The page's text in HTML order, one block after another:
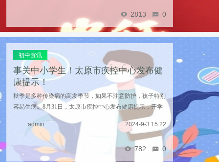
2813 0
初中资讯
事关中小学生！太原市疾控中心发布健
康提示！
秋季是多种传染病的高发季节，如果不注意防护，孩子特别
容易生病。8月31日，太原市疾控中心发布健康提示，开学
季，诺如病毒感染性腹泻、流行性感冒、手足口病易高发，
师生要作好预防，远离这些传染病。诺如病毒感染 ...……
admin 2024-9-3 15:22
782 0